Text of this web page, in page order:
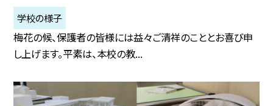
学校の様子
梅花の候、保護者の皆様には益々ご清祥のこととお喜び申
し上げます。平素は、本校の教...